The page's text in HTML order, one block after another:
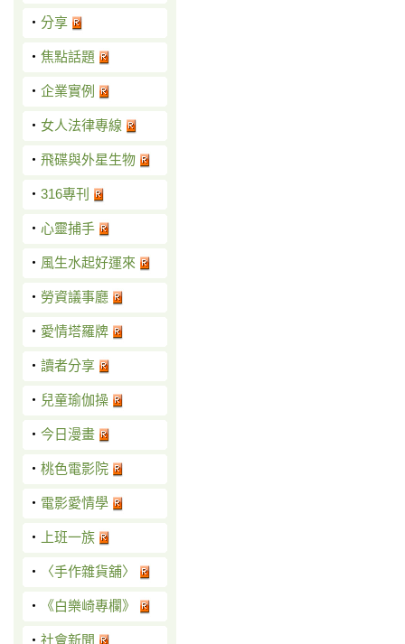
‧ 分享
‧ 焦點話題
‧ 企業實例
‧ 女人法律專線
‧ 飛碟與外星生物
‧ 316專刊
‧ 心靈捕手
‧ 風生水起好運來
‧ 勞資議事廳
‧ 愛情塔羅牌
‧ 讀者分享
‧ 兒童瑜伽操
‧ 今日漫畫
‧ 桃色電影院
‧ 電影愛情學
‧ 上班一族
‧ 〈手作雜貨舖〉
‧ 《白樂崎專欄》
‧ 社會新聞